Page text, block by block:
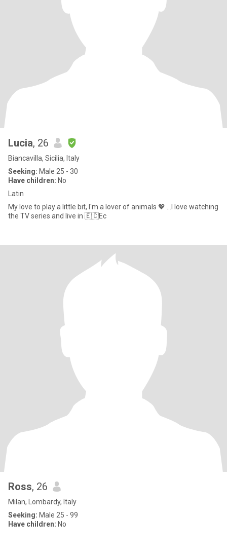
Lucia, 26
Biancavilla, Sicilia, Italy
Seeking: Male 25 - 30
Have children: No
Latin
My love to play a little bit, I'm a lover of animals 💖 ...I love watching
the TV series and live in 🇪🇨Ec
Ross, 26
Milan, Lombardy, Italy
Seeking: Male 25 - 99
Have children: No